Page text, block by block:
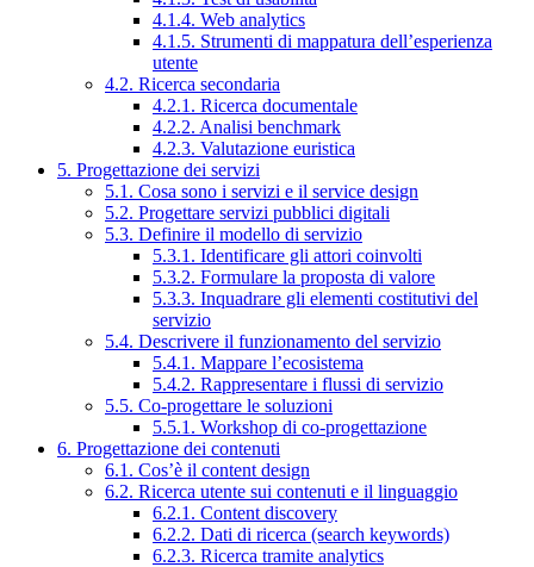
4.1.4. Web analytics
4.1.5. Strumenti di mappatura dell’esperienza
utente
4.2. Ricerca secondaria
4.2.1. Ricerca documentale
4.2.2. Analisi benchmark
4.2.3. Valutazione euristica
5. Progettazione dei servizi
5.1. Cosa sono i servizi e il service design
5.2. Progettare servizi pubblici digitali
5.3. Definire il modello di servizio
5.3.1. Identificare gli attori coinvolti
5.3.2. Formulare la proposta di valore
5.3.3. Inquadrare gli elementi costitutivi del
servizio
5.4. Descrivere il funzionamento del servizio
5.4.1. Mappare l’ecosistema
5.4.2. Rappresentare i flussi di servizio
5.5. Co-progettare le soluzioni
5.5.1. Workshop di co-progettazione
6. Progettazione dei contenuti
6.1. Cos’è il content design
6.2. Ricerca utente sui contenuti e il linguaggio
6.2.1. Content discovery
6.2.2. Dati di ricerca (search keywords)
6.2.3. Ricerca tramite analytics